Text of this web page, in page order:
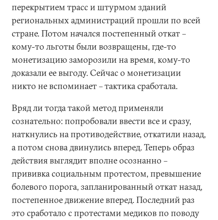
перекрытием трасс и штурмом зданий
региональных администраций прошли по всей
стране. Потом начался постепенный откат –
кому-то льготы были возвращены, где-то
монетизацию заморозили на время, кому-то
доказали ее выгоду. Сейчас о монетизации
никто не вспоминает – тактика сработала.
Вряд ли тогда такой метод применяли
сознательно: попробовали ввести все и сразу,
наткнулись на противодействие, откатили назад,
а потом снова двинулись вперед. Теперь образ
действия выглядит вполне осознанно –
прививка социальным протестом, превышение
болевого порога, запланированный откат назад,
постепенное движение вперед. Последний раз
это сработало с протестами медиков по поводу